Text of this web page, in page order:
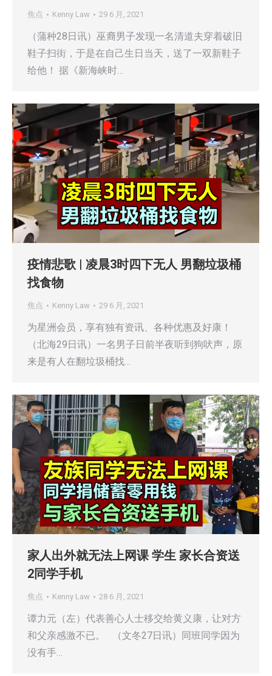
焦点 Kenny Law 29 6 月, 2021
（蒲种28日讯）巫裔男子发现一名清道夫穿着破旧
鞋子扫街，于是在自己生日当天，送了一双新鞋子
给他！ 据《新海峡时…
疫情悲歌 | 凌晨3时四下无人 男翻垃圾桶
找食物
焦点 Kenny Law 29 6 月, 2021
为星洲会员，享有独有资讯、各种优惠及好康！
（北海29日讯）一名男子日前半夜听到狗吠声，原
来是有人在翻垃圾桶找…
家人出外就无法上网课 学生 家长合资送
2同学手机
焦点 Kenny Law 28 6 月, 2021
谭力元（左）代表善心人士移交给黄义康，让对方
和父亲感激不已。 （文冬27日讯）同班同学因为
没有手…